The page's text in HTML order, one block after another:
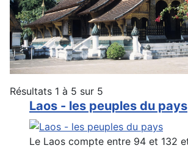
Résultats 1 à 5 sur 5
Laos - les peuples du pays
Le Laos compte entre 94 et 132